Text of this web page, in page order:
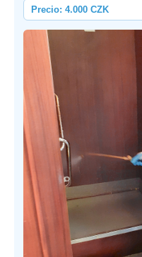
Precio: 4.000 CZK